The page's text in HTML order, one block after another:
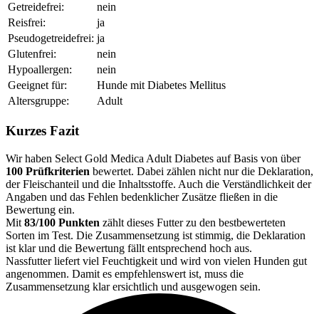
Getreidefrei:
nein
Reisfrei:
ja
Pseudogetreidefrei: ja
Glutenfrei:
nein
Hypoallergen:
nein
Geeignet für:
Hunde mit Diabetes Mellitus
Altersgruppe:
Adult
Kurzes Fazit
Wir haben Select Gold Medica Adult Diabetes auf Basis von über
100 Prüfkriterien bewertet. Dabei zählen nicht nur die Deklaration,
der Fleischanteil und die Inhaltsstoffe. Auch die Verständlichkeit der
Angaben und das Fehlen bedenklicher Zusätze fließen in die
Bewertung ein.
Mit 83/100 Punkten zählt dieses Futter zu den bestbewerteten
Sorten im Test. Die Zusammensetzung ist stimmig, die Deklaration
ist klar und die Bewertung fällt entsprechend hoch aus.
Nassfutter liefert viel Feuchtigkeit und wird von vielen Hunden gut
angenommen. Damit es empfehlenswert ist, muss die
Zusammensetzung klar ersichtlich und ausgewogen sein.